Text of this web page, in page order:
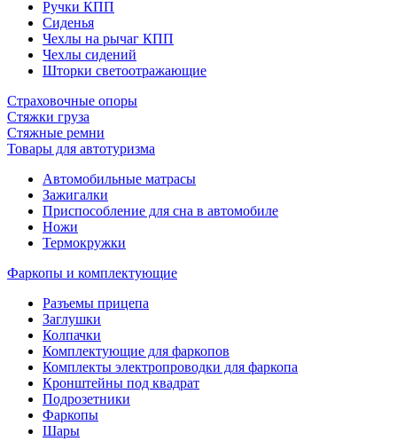
Ручки КПП
Сиденья
Чехлы на рычаг КПП
Чехлы сидений
Шторки светоотражающие
Страховочные опоры
Стяжки груза
Стяжные ремни
Товары для автотуризма
Автомобильные матрасы
Зажигалки
Приспособление для сна в автомобиле
Ножи
Термокружки
Фаркопы и комплектующие
Разъемы прицепа
Заглушки
Колпачки
Комплектующие для фаркопов
Комплекты электропроводки для фаркопа
Кронштейны под квадрат
Подрозетники
Фаркопы
Шары